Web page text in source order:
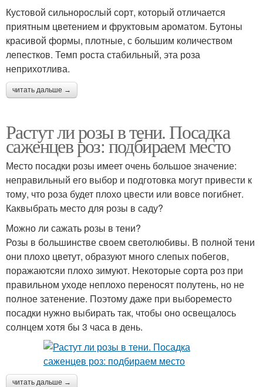
Кустовой сильнорослый сорт, который отличается
приятным цветением и фруктовым ароматом. Бутоны
красивой формы, плотные, с большим количеством
лепестков. Темп роста стабильный, эта роза
неприхотлива.
читать дальше →
Растут ли розы в тени. Посадка
саженцев роз: подбираем место
Место посадки розы имеет очень большое значение:
неправильный его выбор и подготовка могут привести к
тому, что роза будет плохо цвести или вовсе погибнет.
Каквыбрать место для розы в саду?
Можно ли сажать розы в тени?
Розы в большинстве своем светолюбивы. В полной тени
они плохо цветут, образуют много слепых побегов,
поражаютсяи плохо зимуют. Некоторые сорта роз при
правильном уходе неплохо переносят полутень, но не
полное затенение. Поэтому даже при выбореместо
посадки нужно выбирать так, чтобы оно освещалось
солнцем хотя бы 3 часа в день.
читать дальше →